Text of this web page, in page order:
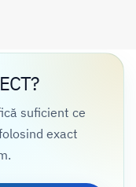
suficient ce
exact